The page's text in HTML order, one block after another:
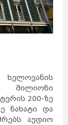
მილიონი
200-ზე
ნახატი და
აუდიო